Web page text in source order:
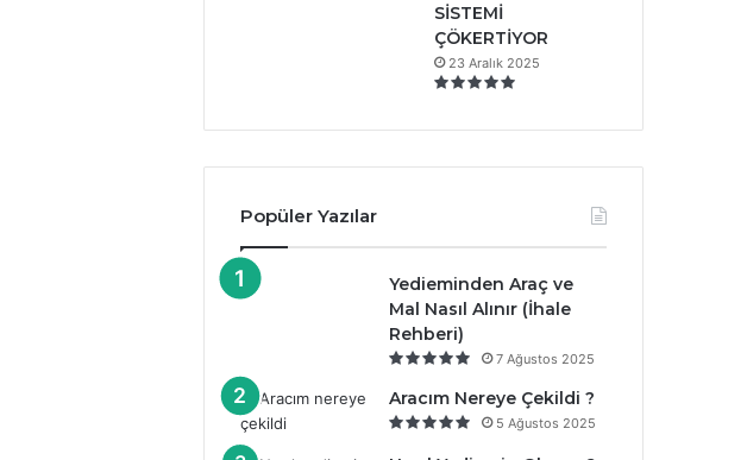
SİSTEMİ
ÇÖKERTİYOR
23 Aralık 2025
Popüler Yazılar
Yedieminden Araç ve
Mal Nasıl Alınır (İhale
Rehberi)
7 Ağustos 2025
Aracım Nereye Çekildi ?
5 Ağustos 2025